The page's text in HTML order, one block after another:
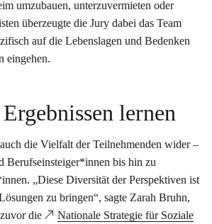
umzubauen, unterzuvermieten oder
überzeugte die Jury dabei das Team
auf die Lebenslagen und Bedenken
eingehen.
lernen
die Vielfalt der Teilnehmenden wider –
Berufseinsteiger*innen bis hin zu
„Diese Diversität der Perspektiven ist
zu bringen“, sagte Zarah Bruhn,
die
Nationale Strategie für Soziale